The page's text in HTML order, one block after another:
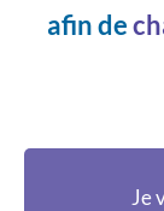
afin de
Je